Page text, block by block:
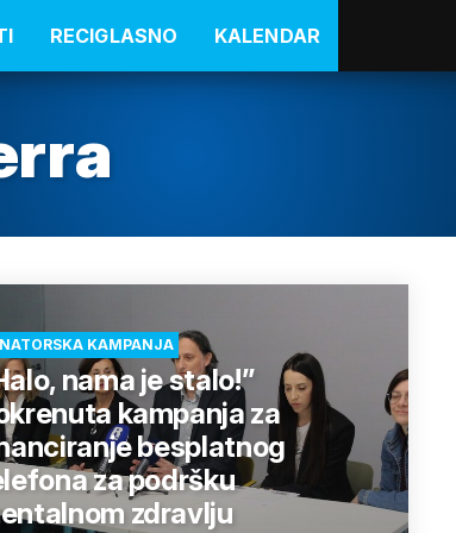
RECIGLASNO KALENDAR
KAMPANJA
nama je stalo!”
kampanja za
besplatnog
za podršku
zdravlju